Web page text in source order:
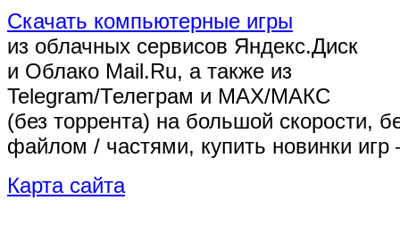
Скачать компьютерные игры
из облачных сервисов Яндекс.Диск
и Облако Mail.Ru, а также из
Telegram/Телеграм и MAX/МАКС
(без торрента) на большой скорости,
файлом / частями, купить новинки
Карта сайта